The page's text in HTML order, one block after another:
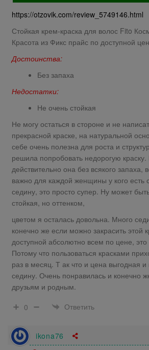
https://otzovik.com/review_5749146.html
Стойкая крем-краска для волос Fito
Красота из Фикс прайс по доступной
Достоинства:
Без запаха
Недостатки:
Не очень стойкая
Не могу остаться в стороне и не
прекрасной краске, на натуральной
себе очень полезна для роста и
решила попробовать недорогую
действительно она без всякого запаха,
важно для каждой женщины у кого есть
седину, это просто супер. Ну может
стойкая, но оттенком,
цветом я осталась довольна. Много
конечно же если можно закрасить этой
доступной абсолютно всем по цене, это
Потому что пользоваться красками
раз в месяц. Т ак что и цена выгодная
седину. Очень понравилась и конечно
друзьям и родным.
0
Ответить
ikona76